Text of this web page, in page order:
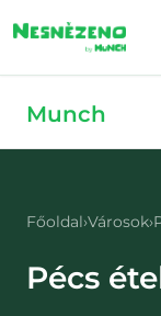
Munch
Főoldal›Városok›
Pécs